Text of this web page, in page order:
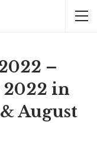
2022 –
2022 in
August